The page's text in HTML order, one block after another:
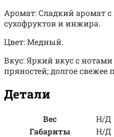
Аромат: Сладкий аромат
сухофруктов и инжира.
Цвет: Медный.
Вкус: Яркий вкус с
пряностей; долгое свежее
Детали
Вес
Н/Д
Габариты
Н/Д